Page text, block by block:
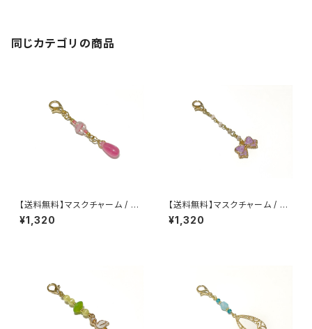
同じカテゴリの商品
【送料無料】マスクチャーム / M
C-022
¥1,320
【送料無料】マスクチャーム / M
C-021
¥1,320